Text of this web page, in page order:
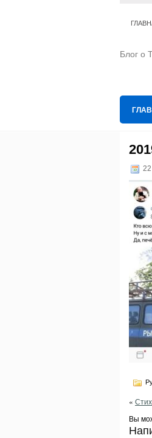
Блог о
ТЕ
«
Вы